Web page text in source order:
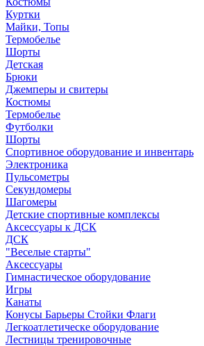
Куртки
Майки, Топы
Термобелье
Шорты
Детская
Брюки
Джемперы и свитеры
Костюмы
Термобелье
Футболки
Шорты
Спортивное оборудование и инвентарь
Электроника
Пульсометры
Секундомеры
Шагомеры
Детские спортивные комплексы
Аксессуары к ДСК
ДСК
"Веселые старты"
Аксессуары
Гимнастическое оборудование
Игры
Канаты
Конусы Барьеры Стойки Флаги
Легкоатлетическе оборудование
Лестницы тренировочные